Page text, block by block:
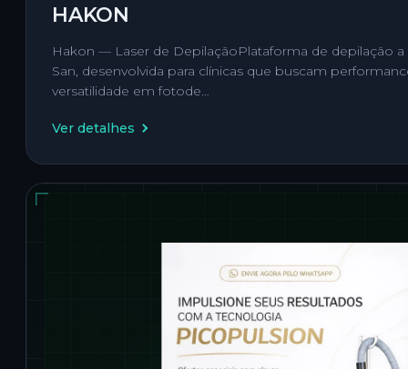
HAKON
Hakon — Laser de DepilaçãoPlataforma de depilação a
San, desenvolvida para clínicas que buscam
versatilidade em fotode…
Ver detalhes